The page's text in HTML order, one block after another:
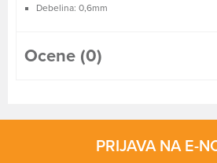
Debelina: 0,6mm
Ocene (0)
PRIJAVA NA E-